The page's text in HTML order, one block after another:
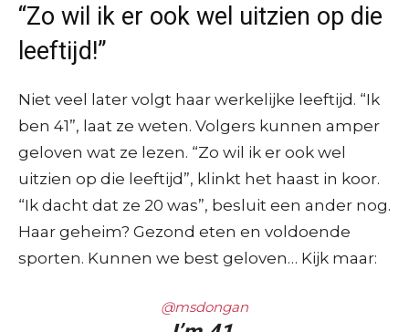
“Zo wil ik er ook wel uitzien op die
leeftijd!”
Niet veel later volgt haar werkelijke leeftijd. “Ik
ben 41”, laat ze weten. Volgers kunnen amper
geloven wat ze lezen. “Zo wil ik er ook wel
uitzien op die leeftijd”, klinkt het haast in koor.
“Ik dacht dat ze 20 was”, besluit een ander nog.
Haar geheim? Gezond eten en voldoende
sporten. Kunnen we best geloven… Kijk maar:
@msdongan